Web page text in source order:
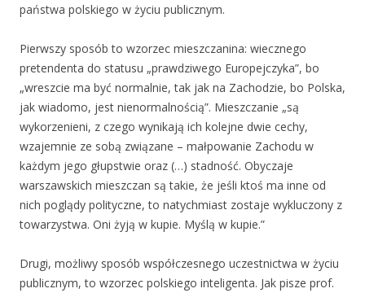
państwa polskiego w życiu publicznym.
Pierwszy sposób to wzorzec mieszczanina: wiecznego
pretendenta do statusu „prawdziwego Europejczyka”, bo
„wreszcie ma być normalnie, tak jak na Zachodzie, bo Polska,
jak wiadomo, jest nienormalnością”. Mieszczanie „są
wykorzenieni, z czego wynikają ich kolejne dwie cechy,
wzajemnie ze sobą związane – małpowanie Zachodu w
każdym jego głupstwie oraz (…) stadność. Obyczaje
warszawskich mieszczan są takie, że jeśli ktoś ma inne od
nich poglądy polityczne, to natychmiast zostaje wykluczony z
towarzystwa. Oni żyją w kupie. Myślą w kupie.”
Drugi, możliwy sposób współczesnego uczestnictwa w życiu
publicznym, to wzorzec polskiego inteligenta. Jak pisze prof.